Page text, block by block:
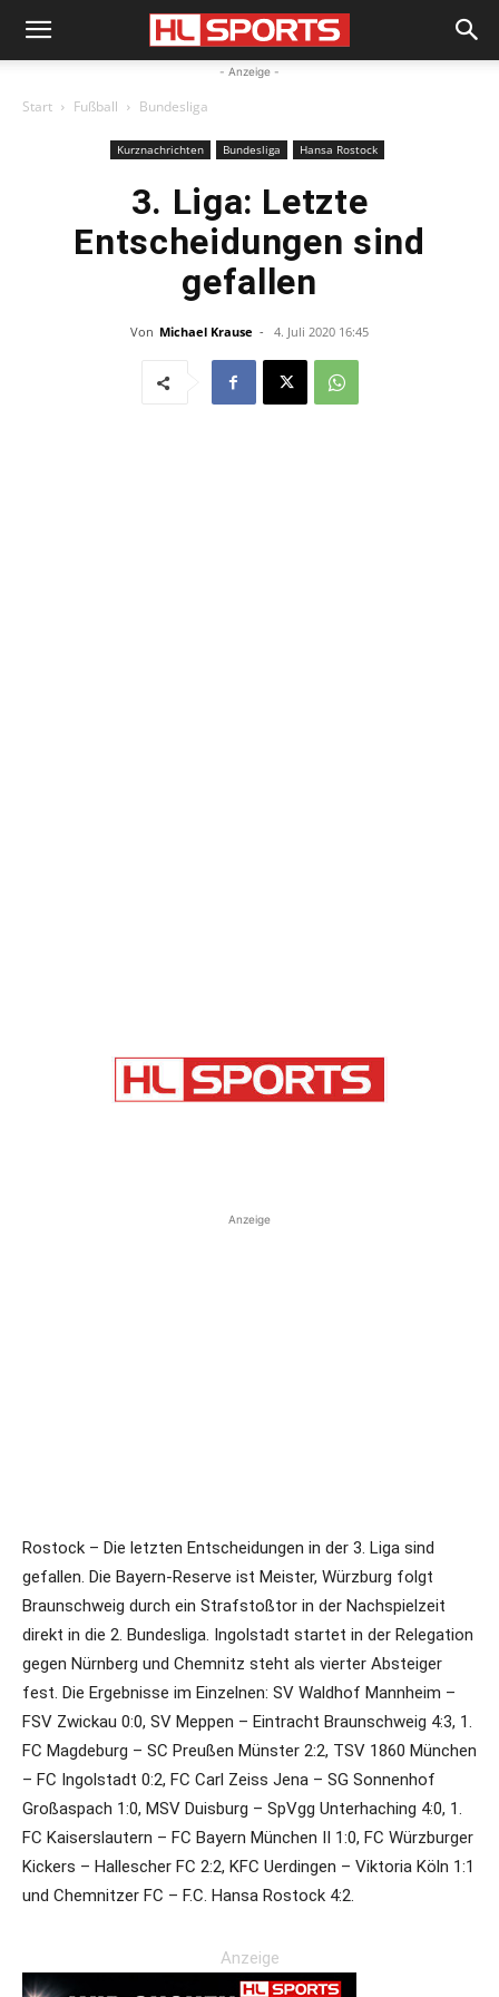
- Anzeige -
Start Fußball Bundesliga
Kurznachrichten Bundesliga Hansa Rostock
3. Liga: Letzte
Entscheidungen sind
gefallen
Von Michael Krause - 4. Juli 2020 16:45
Anzeige
Rostock – Die letzten Entscheidungen in der 3. Liga sind
gefallen. Die Bayern-Reserve ist Meister, Würzburg folgt
Braunschweig durch ein Strafstoßtor in der Nachspielzeit
direkt in die 2. Bundesliga. Ingolstadt startet in der Relegation
gegen Nürnberg und Chemnitz steht als vierter Absteiger
fest. Die Ergebnisse im Einzelnen: SV Waldhof Mannheim –
FSV Zwickau 0:0, SV Meppen – Eintracht Braunschweig 4:3, 1.
FC Magdeburg – SC Preußen Münster 2:2, TSV 1860 München
– FC Ingolstadt 0:2, FC Carl Zeiss Jena – SG Sonnenhof
Großaspach 1:0, MSV Duisburg – SpVgg Unterhaching 4:0, 1.
FC Kaiserslautern – FC Bayern München II 1:0, FC Würzburger
Kickers – Hallescher FC 2:2, KFC Uerdingen – Viktoria Köln 1:1
und Chemnitzer FC – F.C. Hansa Rostock 4:2.
Anzeige